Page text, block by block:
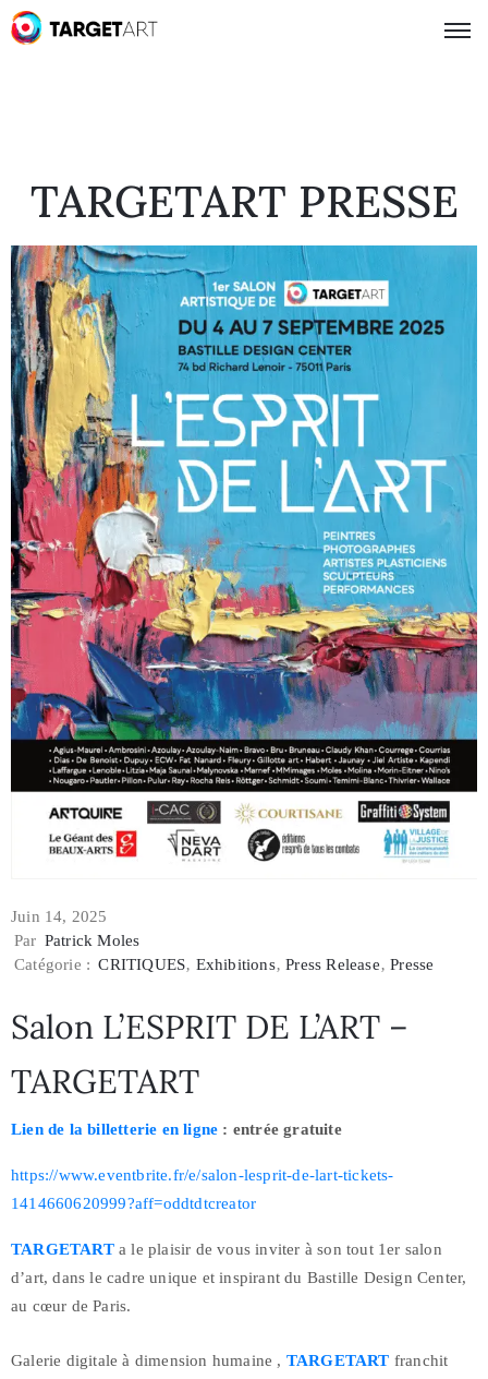
TARGETART PRESSE
Juin 14, 2025
Par Patrick Moles
Catégorie : CRITIQUES‚ Exhibitions‚Press Release‚Presse
Salon L’ESPRIT DE L’ART –
TARGETART
Lien de la billetterie en ligne : entrée gratuite
https://www.eventbrite.fr/e/salon-lesprit-de-lart-tickets-
1414660620999?aff=oddtdtcreator
TARGETARTa le plaisir de vous inviter à son tout 1er salon
d’art, dans le cadre unique et inspirant du Bastille Design Center,
au cœur de Paris.
Galerie digitale à dimension humaine , TARGETART franchit